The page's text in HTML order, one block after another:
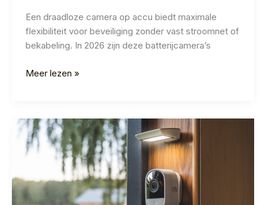
Een draadloze camera op accu biedt maximale
flexibiliteit voor beveiliging zonder vast stroomnet of
bekabeling. In 2026 zijn deze batterijcamera’s
Draadloze
2026:
Beste
Keuzes
Gids
Meer lezen »